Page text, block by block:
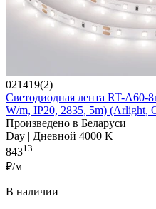
021419(2)
Светодиодная лента RT-A60-
W/m, IP20, 2835, 5m) (Arlight,
Произведено в Беларуси
Day | Дневной 4000 K
84313
₽/м
В наличии